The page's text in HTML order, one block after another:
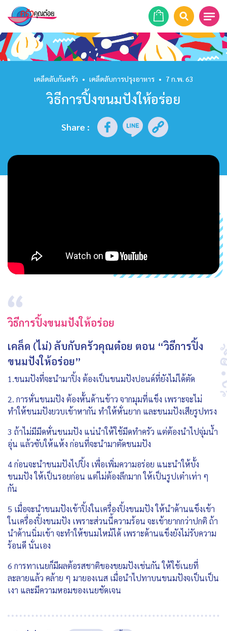
หน้าแรก
สูตรอาหาร
ร้านอาหาร
รายการย้อนหลัง
เคล็ดลับก้นครัว • เคล็ดลับการปรุงอาหาร • 7 ก.พ. 63
วิธีการปิ้งขนมปังให้อร่อย
Share :
วิธีการปิ้งขนมปังให้อร่อย
เคล็ด (ไม่) ลับกับครัวคุณต๋อย ตอน “วิธีการปิ้ง
ขนมปังให้อร่อย”
1.ขนมปังที่จะนำมาปิ้ง ต้องเป็นขนมปังปอนด์ที่ยังไม่ได้ตัด
2. การหั่นขนมปัง ต้องหั้นด้านข้าว จากมุมที่แข็ง เพราะจะไม่
ทำให้ขนมปังยวบเข้าหากัน ทำให้หั่นยาก และขนมปังเสียรูปทรง
3 ถ้าไม่มีมีดหั่นขนมปัง แน่นำให้ใช้มีดทำครัว แต่ต้องนำไปจุ่มน้ำ
อุ่น แล้วซับให้แห้ง ก่อนที่จะนำมาตัดขนมปัง
4 ก่อนจะนำขนมปังไปปิ้ง เพื่อเพิ่มความอร่อย แนะนำให้บั้ง
ขนมปัง ให้เป็นรอยก่อน แต่ไม่ต้องลึกมาก ให้เป็นรูปเต๋าเท่า ๆ
กัน
5 เมื่อจะนำขนมปังเข้าปิ้งในเครื่องปิ้งขนมปัง ให้นำด้านแข็งเข้า
ในเครื่องปิ้งขนมปัง เพราะส่วนนี้ความร้อน จะเข้ายากกว่าปกติ ถ้า
นำด้านนิ่มเข้า จะทำให้ขนมไหม้ได้ เพราะด้านแข็งยังไม่รับความ
ร้อนดี นั่นเอง
6 การทาเนยก็มีผลต้อรสชาติของขยมปังเช่นกัน ให้ใช้เนยที่
ละลายแล้ว คล้าย ๆ มายองเนส เมื่อนำไปทาบนขนมปังจเป็นเป็น
เงา และมีความหอมของเนยชัดเจน